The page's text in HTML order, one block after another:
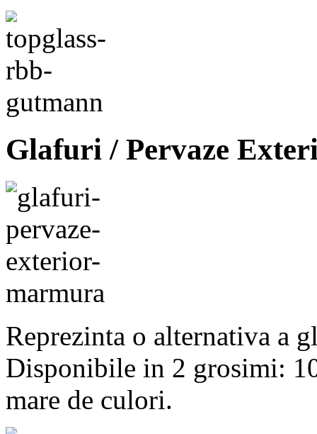
Glafuri / Pervaze
Reprezinta o alternativa a
Disponibile in 2 grosimi:
mare de culori.